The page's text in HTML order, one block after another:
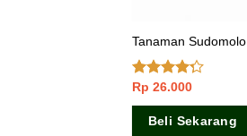
Tanaman Sudomolo
Dinilai
4.00dari
Rp 26.000
Beli Sekarang